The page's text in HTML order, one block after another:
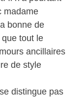
madame
bonne de
que tout le
ancillaires
de style
distingue pas